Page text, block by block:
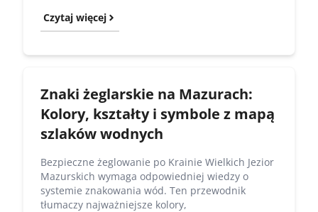
Czytaj więcej
Znaki żeglarskie na Mazurach:
Kolory, kształty i symbole z mapą
szlaków wodnych
Bezpieczne żeglowanie po Krainie Wielkich Jezior
Mazurskich wymaga odpowiedniej wiedzy o
systemie znakowania wód. Ten przewodnik
tłumaczy najważniejsze kolory,